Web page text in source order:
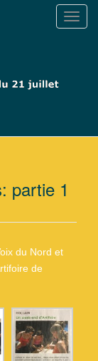
T
a
partie 1
du Nord et
de